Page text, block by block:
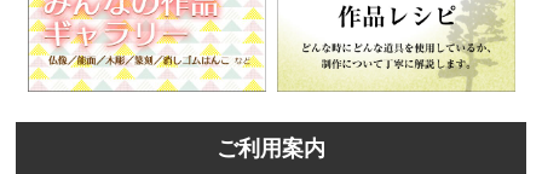
ご利用案内